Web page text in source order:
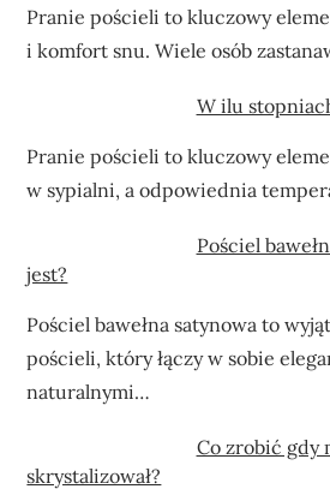
Pranie pościeli to kluczowy
i komfort snu. Wiele osób
W ilu
Pranie pościeli to kluczowy
w sypialni, a odpowiednia
Pościel
jest?
Pościel bawełna satynowa to
pościeli, który łączy w sobie
naturalnymi…
Co zrobić gdy
skrystalizował?